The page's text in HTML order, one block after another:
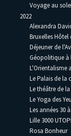
Voyage au
2022
Alexandra
Bruxelles Hôtel
Déjeuner de
Géopolitique à
L'Orientalisme
Le Palais de la
Le théâtre de
Le Yoga des
Les années 30
Lille 3000
Rosa Bonheur